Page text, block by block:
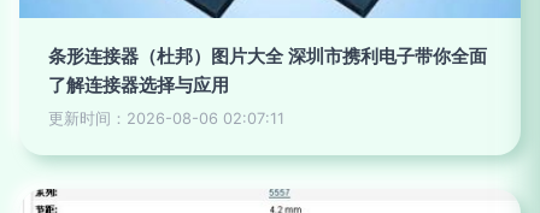
条形连接器（杜邦）图片大全 深圳市携利电子带你全面
了解连接器选择与应用
更新时间：2026-08-06 02:07:11